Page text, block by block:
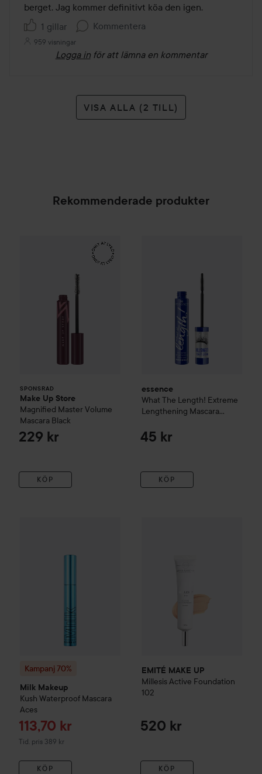
berget. Jag kommer definitivt köa den igen.
1 gillar
Kommentera
959 visningar
Logga in för att lämna en kommentar
VISA ALLA (2 TILL)
Rekommenderade produkter
SPONSRAD
Make Up Store
Magnified Master Volume
Mascara Black
229 kr
KÖP
Make Up Store
essence
What The Length! Extreme
Lengthening Mascara
45 kr
KÖP
Kampanj 70%
Milk Makeup
Kush Waterproof Mascara
Aces
Reapris
113,70 kr
Tid. pris 389 kr
Tidigare pris 389 kr
KÖP
EMITÉ MAKE UP
Millesis Active Foundation
102
520 kr
KÖP